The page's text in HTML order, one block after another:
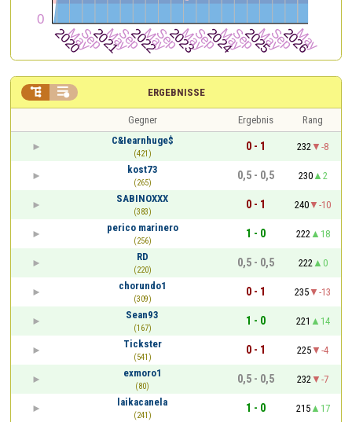
ERGEBNISSE
 
Gegner Ergebnis
Rang
C&Iearnhuge$
(421)
0 - 1 232
-8
kost73
(265)
0,5 - 0,5 230
2
SABINOXXX
(383)
0 - 1 240
-10
perico marinero
(256)
1 - 0 222
18
RD
(220)
0,5 - 0,5 222
0
chorundo1
(309)
0 - 1 235
-13
Sean93
(167)
1 - 0 221
14
Tickster
(541)
0 - 1 225
-4
exmoro1
(80)
0,5 - 0,5 232
-7
laikacanela
(241)
1 - 0 215
17